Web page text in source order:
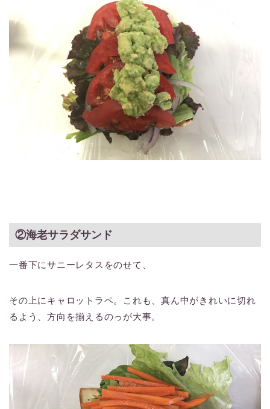
②海老サラダサンド
一番下にサニーレタスをのせて、
その上にキャロットラペ。これも、真ん中がきれいに切れ
るよう、方向を揃えるのっが大事。